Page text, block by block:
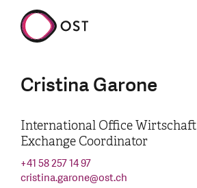
Cristina Garone
International Office Wirtschaft
Exchange Coordinator
+41 58 257 14 97
cristina.garone@ost.ch